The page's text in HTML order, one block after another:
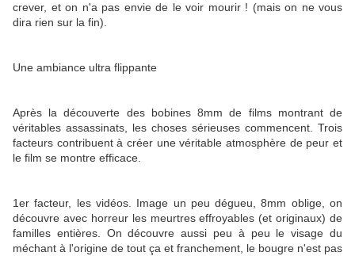
crever, et on n'a pas envie de le voir mourir ! (mais on ne vous
dira rien sur la fin).
Une ambiance ultra flippante
Après la découverte des bobines 8mm de films montrant de
véritables assassinats, les choses sérieuses commencent. Trois
facteurs contribuent à créer une véritable atmosphère de peur et
le film se montre efficace.
1er facteur, les vidéos. Image un peu dégueu, 8mm oblige, on
découvre avec horreur les meurtres effroyables (et originaux) de
familles entières. On découvre aussi peu à peu le visage du
méchant à l'origine de tout ça et franchement, le bougre n'est pas